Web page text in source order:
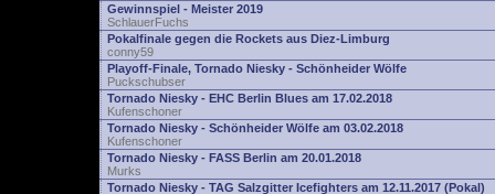
Gewinnspiel - Meister 2019
SchlauerFuchs
Pokalfinale gegen die Rockets aus Diez-Limburg
conny59
Playoff-Finale, Tornado Niesky - Schönheider Wölfe
Puckschubser
Tornado Niesky - EHC Berlin Blues am 17.02.2018
Kufenschoner
Tornado Niesky - Schönheider Wölfe am 03.02.2018
Kufenschoner
Tornado Niesky - FASS Berlin am 20.01.2018
Murks
Tornado Niesky - TAG Salzgitter Icefighters am 12.11.2017 (Pokal)